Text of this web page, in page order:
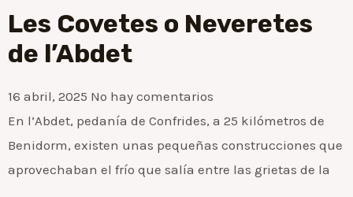
#LaTertulia #ElTuristaDigital/ ¿Taxa Turística? ¿Recuperació turística en Setmana Santa? 1:37:20
#LaTertulia #ElTuristaDigital Turisme en temps de Conflictes 1:09:05
Les Covetes o Neveretes
de l’Abdet
16 abril, 2025 No hay comentarios
En l’Abdet, pedanía de Confrides, a 25 kilómetros de
Benidorm, existen unas pequeñas construcciones que
aprovechaban el frío que salía entre las grietas de la